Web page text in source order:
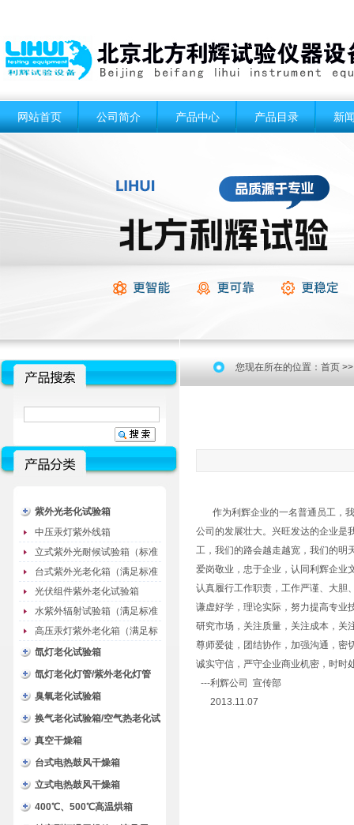
网站首页 公司简介 产品中心 产品目录 新
紫外光老化试验箱
中压汞灯紫外线箱
立式紫外光耐候试验箱（标准
型）
台式紫外光老化箱（满足标准
GB/T16776）
光伏组件紫外老化试验箱
水紫外辐射试验箱（满足标准
JC485-1992）
高压汞灯紫外老化箱（满足标
准GB/T16777）
氙灯老化试验箱
氙灯老化灯管/紫外老化灯管
（耗材）
臭氧老化试验箱
换气老化试验箱/空气热老化试
验箱
真空干燥箱
台式电热鼓风干燥箱
立式电热鼓风干燥箱
400℃、500℃高温烘箱
您现在所在的位置： 首页
作为利辉企业的一名普通员工，我
公司的发展壮大。兴旺发达的企业是
工，我们的路会越走越宽，我们的明
爱岗敬业，忠于企业，认同利辉企业
认真履行工作职责，工作严谨、大胆
谦虚好学，理论实际，努力提高专业
研究市场，关注质量，关注成本，关
尊师爱徒，团结协作，加强沟通，密
诚实守信，严守企业商业机密，时时
---利辉公司 宣传部
2013.11.07